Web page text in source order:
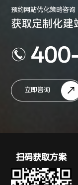
预约网站优化策略咨询
获取定制化建
立即咨询
扫码获取方案